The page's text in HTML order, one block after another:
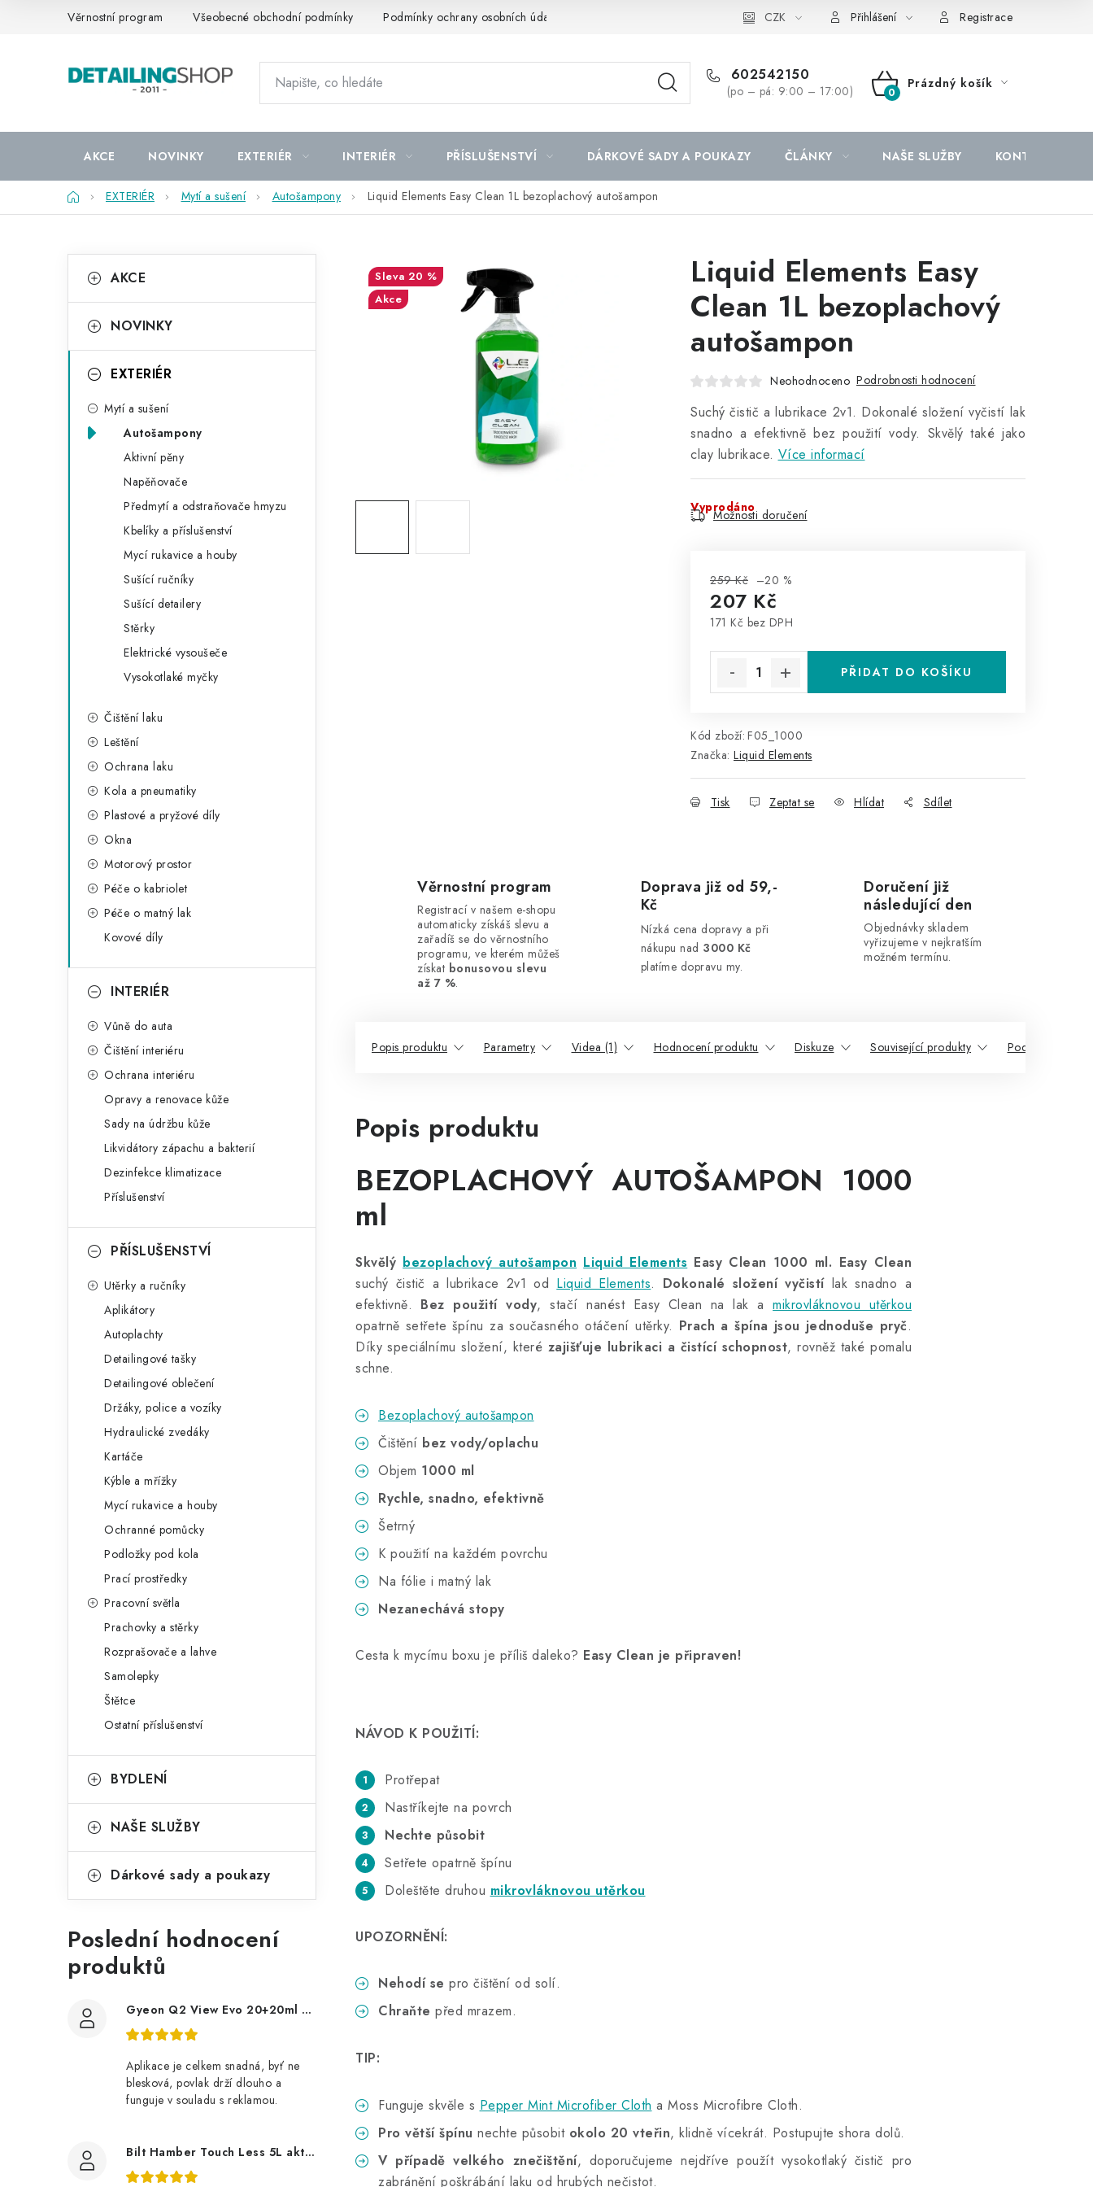
Věrnostní program Všeobecné obchodní podmínky Podmínky ochrany osobních údajů CZK Přihlášení Registrace
602542150
(po – pá: 9:00 – 17:00)
NÁKUPNÍ
Prázdný košík
AKCE NOVINKY EXTERIÉR INTERIÉR PŘÍSLUŠENSTVÍ DÁRKOVÉ SADY A POUKAZY ČLÁNKY NAŠE SLUŽBY KONTAKTY
DomůEXTERIÉR Mytí a sušení Autošampony Liquid Elements Easy Clean 1L bezoplachový autošampon
o
t
kategorie
a
e
AKCE
NOVINKY
EXTERIÉR
Mytí a sušení
Autošampony
Aktivní pěny
Napěňovače
Předmytí a odstraňovače hmyzu
Kbelíky a příslušenství
Mycí rukavice a houby
Sušící ručníky
Sušící detailery
Stěrky
Elektrické vysoušeče
Vysokotlaké myčky
Čištění laku
Leštění
Ochrana laku
Kola a pneumatiky
Plastové a pryžové díly
Okna
Motorový prostor
Péče o kabriolet
Péče o matný lak
Kovové díly
INTERIÉR
Vůně do auta
Čištění interiéru
Ochrana interiéru
Opravy a renovace kůže
Sady na údržbu kůže
Likvidátory zápachu a bakterií
Dezinfekce klimatizace
Příslušenství
PŘÍSLUŠENSTVÍ
Utěrky a ručníky
Aplikátory
Autoplachty
Detailingové tašky
Detailingové oblečení
Držáky, police a vozíky
Hydraulické zvedáky
Kartáče
Kýble a mřížky
Mycí rukavice a houby
Ochranné pomůcky
Podložky pod kola
Prací prostředky
Pracovní světla
Prachovky a stěrky
Rozprašovače a lahve
Samolepky
Štětce
Ostatní příslušenství
BYDLENÍ
NAŠE SLUŽBY
Dárkové sady a poukazy
Poslední hodnocení
produktů
Gyeon Q2 View Evo 20+20ml nanopovlak na okna
Aplikace je celkem snadná, byť ne
blesková, povlak drží dlouho a
funguje v souladu s reklamou.
Bilt Hamber Touch Less 5L aktivní pěna
Liquid Elements Easy
Clean 1L bezoplachový
autošampon
Neohodnoceno Podrobnosti hodnocení
Suchý čistič a lubrikace 2v1. Dokonalé složení vyčistí lak
snadno a efektivně bez použití vody. Skvělý také jako
clay lubrikace. Více informací
Vyprodáno
Možnosti doručení
259 Kč –20 %
207 Kč
171 Kč bez DPH
PŘIDAT DO KOŠÍKU
Kód zboží: F05_1000
Značka: Liquid Elements
Tisk Zeptat se Hlídat Sdílet
20 %
Akce
Věrnostní program
Registrací v našem e-shopu
automaticky získáš slevu a
zařadíš se do věrnostního
programu, ve kterém můžeš
získat bonusovou slevu
až 7 %.
Doprava již od 59,-
Kč
Nízká cena dopravy a při
nákupu nad 3000 Kč
platíme dopravu my.
Doručení již
následující den
Objednávky skladem
vyřizujeme v nejkratším
možném termínu.
Popis produktu Parametry Videa (1) Hodnocení produktu Diskuze Související produkty Podobné
Popis produktu
BEZOPLACHOVÝ AUTOŠAMPON 1000
ml
Skvělý bezoplachový autošampon Liquid Elements Easy Clean 1000 ml. Easy Clean
suchý čistič a lubrikace 2v1 od Liquid Elements. Dokonalé složení vyčistílak snadno a
efektivně. Bez použití vody, stačí nanést Easy Clean na lak amikrovláknovou utěrkou
opatrně setřete špínu za současného otáčení utěrky. Prach a špína jsou jednoduše pryč.
Díky speciálnímu složení, které zajišťuje lubrikaci a čistící schopnost, rovněž také pomalu
schne.
Bezoplachový autošampon
Čištění bez vody/oplachu
Objem 1000 ml
Rychle, snadno, efektivně
Šetrný
K použití na každém povrchu
Na fólie i matný lak
Nezanechává stopy
Cesta k mycímu boxu je příliš daleko? Easy Clean je připraven!
NÁVOD K POUŽITÍ:
Protřepat
Nastříkejte na povrch
Nechte působit
Setřete opatrně špínu
Doleštěte druhou mikrovláknovou utěrkou
UPOZORNĚNÍ:
Nehodí se pro čištění od solí.
Chraňte před mrazem.
TIP:
Funguje skvěle s Pepper Mint Microfiber Cloth a Moss Microfibre Cloth.
Pro větší špínu nechte působit okolo 20 vteřin, klidně vícekrát. Postupujte shora dolů.
V případě velkého znečištění, doporučujeme nejdříve použít vysokotlaký čistič pro
zabránění poškrábání laku od hrubých nečistot.